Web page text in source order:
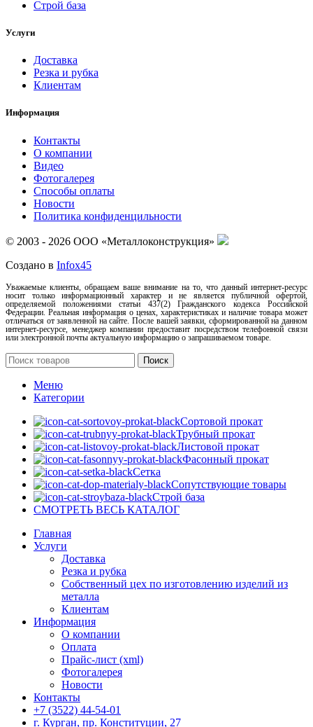
Строй база
Услуги
Доставка
Резка и рубка
Клиентам
Информация
Контакты
О компании
Видео
Фотогалерея
Способы оплаты
Новости
Политика конфиденцильности
© 2003 - 2026 ООО «Металлоконструкция»
Создано в Infox45
Уважаемые клиенты, обращаем ваше внимание на то, что данный интернет-ресурс
носит только информационный характер и не является публичной офертой,
определяемой положениями статьи 437(2) Гражданского кодекса Российской
Федерации. Реальная информация о ценах, характеристиках и наличие товара может
отличаться от заявленной на сайте. После вашей заявки, сформированной на данном
интернет-ресурсе, менеджер компании предоставит посредством телефонной связи
или электронной почты актуальную информацию о запрашиваемом товаре.
Поиск
Меню
Категории
Сортовой прокат
Трубный прокат
Листовой прокат
Фасонный прокат
Сетка
Сопутствующие товары
Строй база
СМОТРЕТЬ ВЕСЬ КАТАЛОГ
Главная
Услуги
Доставка
Резка и рубка
Собственный цех по изготовлению изделий из
металла
Клиентам
Информация
О компании
Оплата
Прайс-лист (xml)
Фотогалерея
Новости
Контакты
+7 (3522) 44-54-01
г. Курган, пр. Конституции, 27